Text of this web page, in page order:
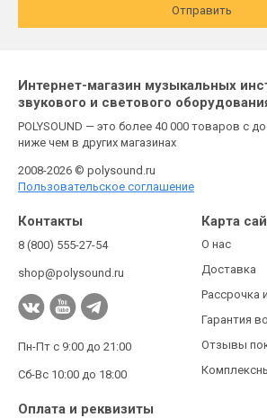
Отправить
Интернет-магазин музыкальных
звукового и светового
POLYSOUND — это более 40 000 товаров с
ниже чем в других магазинах
2008-2026 © polysound.ru
Пользовательское соглашение
Контакты
8 (800) 555-27-54
shop@polysound.ru
Пн-Пт с 9:00 до 21:00
Сб-Вс 10:00 до 18:00
Карта
О нас
Доставка
Рассрочка
Гарантия
Отзывы
Оплата и реквизиты